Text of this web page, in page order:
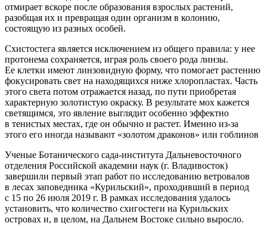
отмирает вскоре после образования взрослых растений,
разобщая их и превращая один организм в колонию,
состоящую из разных особей.
Схистостега является исключением из общего правила: у нее
протонема сохраняется, играя роль своего рода линзы.
Ее клетки имеют линзовидную форму, что помогает растению
фокусировать свет на находящихся ниже хлоропластах. Часть
этого света потом отражается назад, по пути приобретая
характерную золотистую окраску. В результате мох кажется
светящимся, это явление выглядит особенно эффектно
в тенистых местах, где он обычно и растет. Именно из-за
этого его иногда называют «золотом драконов» или гоблинов
Ученые Ботанического сада-института Дальневосточного
отделения Российской академии наук (г. Владивосток)
завершили первый этап работ по исследованию ветровалов
в лесах заповедника «Курильский», проходивший в период
с 15 по 26 июля 2019 г. В рамках исследования удалось
установить, что количество схигостеги на Курильских
островах и, в целом, на Дальнем Востоке сильно выросло.